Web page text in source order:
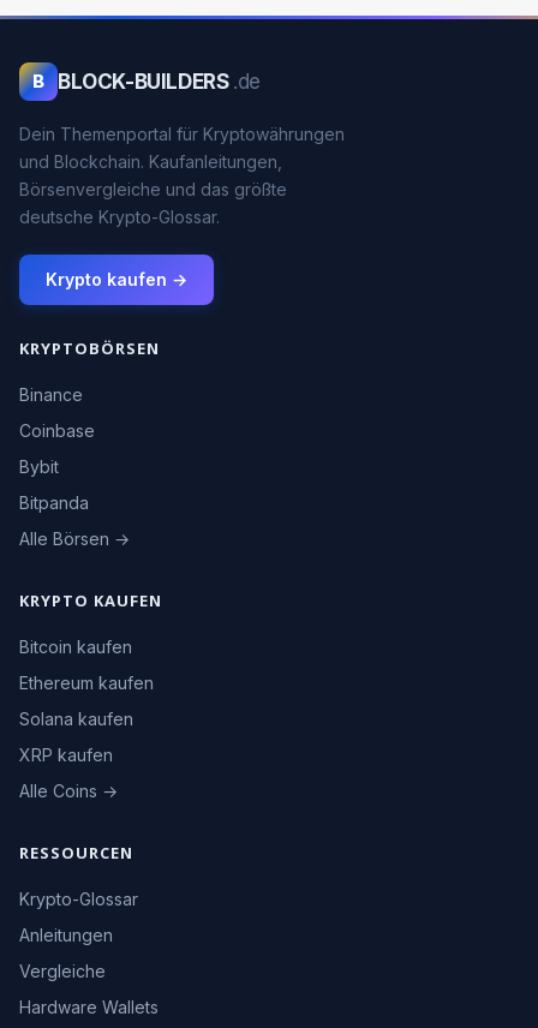
B BLOCK-BUILDERS .de
Dein Themenportal für Kryptowährungen
und Blockchain. Kaufanleitungen,
Börsenvergleiche und das größte
deutsche Krypto-Glossar.
Krypto kaufen →
KRYPTOBÖRSEN
Binance
Coinbase
Bybit
Bitpanda
Alle Börsen →
KRYPTO KAUFEN
Bitcoin kaufen
Ethereum kaufen
Solana kaufen
XRP kaufen
Alle Coins →
RESSOURCEN
Krypto-Glossar
Anleitungen
Vergleiche
Hardware Wallets